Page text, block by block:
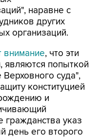
наравне с
других
организаций.
внимание, что эти
являются попыткой
суда",
конституцией
и
гражданства указ
день его второго